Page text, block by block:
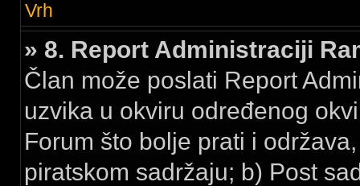
Vrh
» 8. Report Administraciji
Član može poslati Report
uzvika u okviru određenog
Forum što bolje prati i
piratskom sadržaju; b) Post